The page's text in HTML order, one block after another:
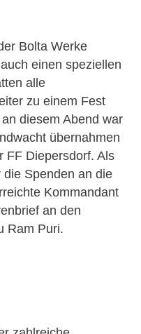
Bolta Werke
einen speziellen
alle
zu einem Fest
diesem Abend war
übernahmen
FF Diepersdorf. Als
Spenden an die
Kommandant
an den
Ram Puri.